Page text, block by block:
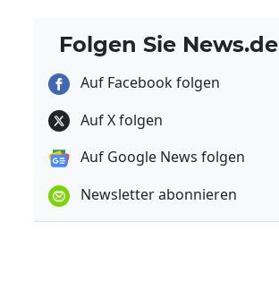
Folgen Sie News.de
Auf Facebook folgen
Auf X folgen
Auf Google News folgen
Newsletter abonnieren